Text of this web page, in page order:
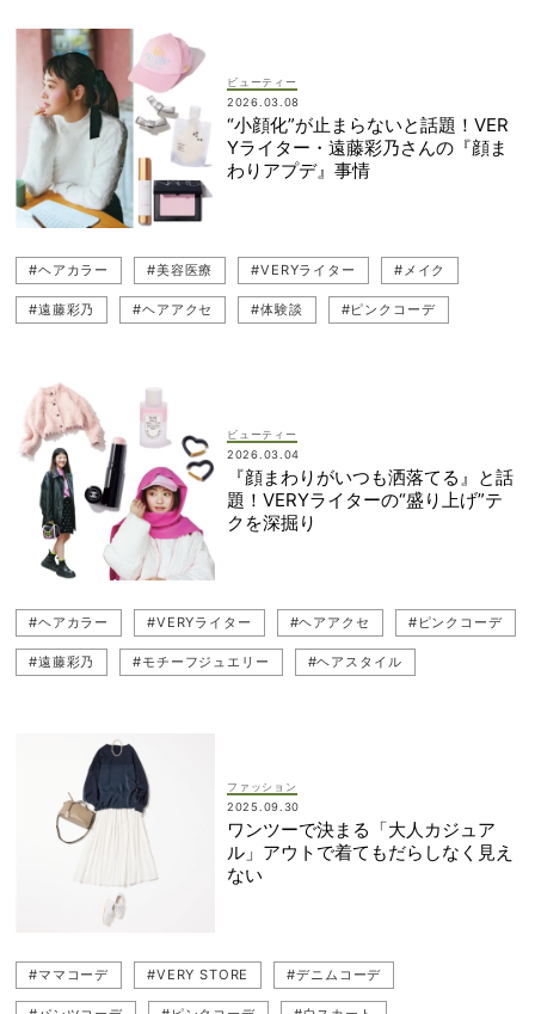
ビューティー
2026.03.08
“小顔化”が止まらないと話題！VER
Yライター・遠藤彩乃さんの『顔ま
わりアプデ』事情
#ヘアカラー #美容医療 #VERYライター #メイク
#遠藤彩乃 #ヘアアクセ #体験談 #ピンクコーデ
#美容ライター #ヘアケア
ビューティー
2026.03.04
『顔まわりがいつも洒落てる』と話
題！VERYライターの“盛り上げ”テ
クを深掘り
#ヘアカラー #VERYライター #ヘアアクセ #ピンクコーデ
#遠藤彩乃 #モチーフジュエリー #ヘアスタイル
ファッション
2025.09.30
ワンツーで決まる「大人カジュア
ル」アウトで着てもだらしなく見え
ない
#ママコーデ #VERY STORE #デニムコーデ